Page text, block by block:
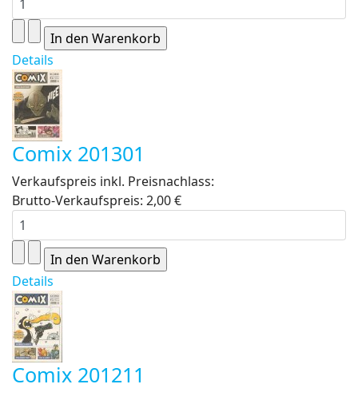
Details
Comix 201301
Verkaufspreis inkl. Preisnachlass:
Brutto-Verkaufspreis: 2,00 €
Details
Comix 201211